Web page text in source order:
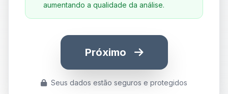
aumentando a qualidade da análise.
Próximo
Seus dados estão seguros e protegidos